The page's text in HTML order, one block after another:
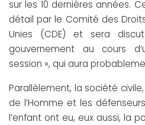
sur les 10 dernières années.
détail par le Comité des
Unies (CDE) et sera
gouvernement au cours
session », qui aura
Parallèlement, la société
de l’Homme et les
l’enfant ont eu, eux aussi, la